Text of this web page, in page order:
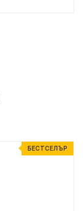
БЕСТСЕЛЪР